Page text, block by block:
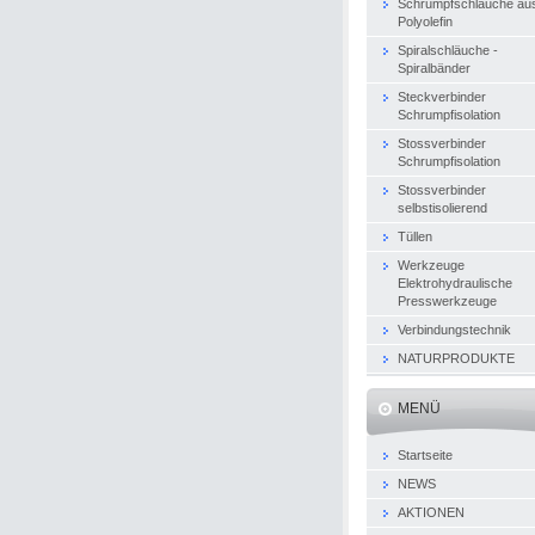
Schrumpfschläuche
Polyolefin
Spiralschläuche -
Spiralbänder
Steckverbinder
Schrumpfisolation
Stossverbinder
Schrumpfisolation
Stossverbinder
selbstisolierend
Tüllen
Werkzeuge
Elektrohydraulische
Presswerkzeuge
Verbindungstechnik
NATURPRODUKTE
MENÜ
Startseite
NEWS
AKTIONEN